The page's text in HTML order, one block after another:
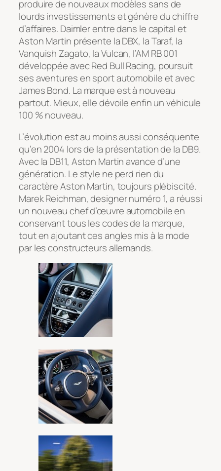
produire de nouveaux modèles sans de
lourds investissements et génère du chiffre
d’affaires. Daimler entre dans le capital et
Aston Martin présente la DBX, la Taraf, la
Vanquish Zagato, la Vulcan, l’AM RB 001
développée avec Red Bull Racing, poursuit
ses aventures en sport automobile et avec
James Bond. La marque est à nouveau
partout. Mieux, elle dévoile enfin un véhicule
100 % nouveau.
L’évolution est au moins aussi conséquente
qu’en 2004 lors de la présentation de la DB9.
Avec la DB11, Aston Martin avance d’une
génération. Le style ne perd rien du
caractère Aston Martin, toujours plébiscité.
Marek Reichman, designer numéro 1, a réussi
un nouveau chef d’œuvre automobile en
conservant tous les codes de la marque,
tout en ajoutant ces angles mis à la mode
par les constructeurs allemands.